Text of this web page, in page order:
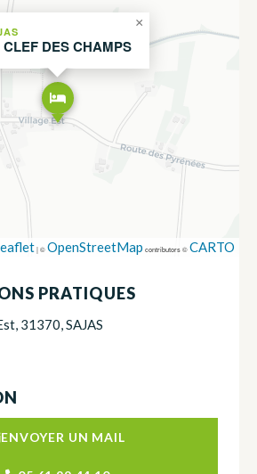
DES CHAMPS
×
|©OpenStreetMap contributors ©CARTO
PRATIQUES
31370, SAJAS
ENVOYER UN MAIL